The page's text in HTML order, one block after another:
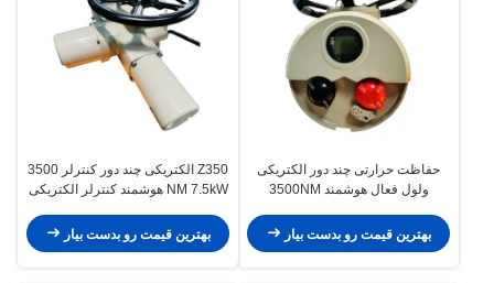
حفاظت حرارتی چند دور الکتریکی
ولول فعال هوشمند 3500NM
بهترین قیمت رو بدست بیار
Z350 الکتریکی چند دور کنترلر 3500
NM 7.5kW هوشمند کنترلر الکتریکی
بهترین قیمت رو بدست بیار